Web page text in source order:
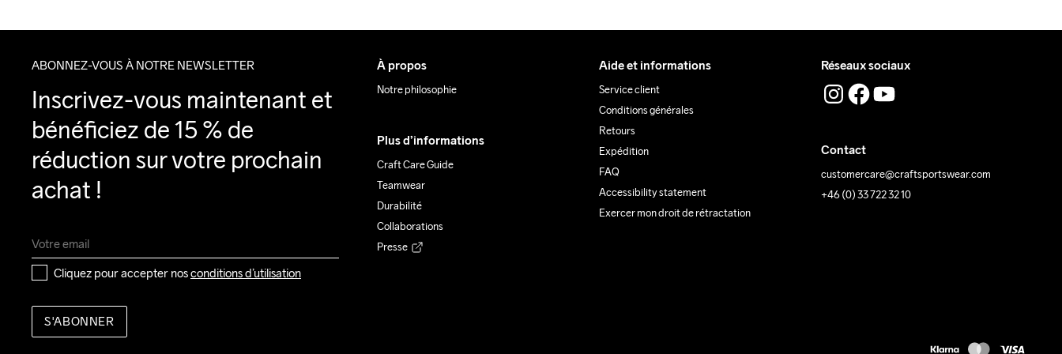
ABONNEZ-VOUS À NOTRE NEWSLETTER
Inscrivez-vous maintenant et
bénéficiez de 15 % de
réduction sur votre prochain
achat !
Cliquez pour accepter nos conditions d’utilisation
S'ABONNER
À propos
Notre philosophie
Plus d’informations
Craft Care Guide
Teamwear
Durabilité
Collaborations
Presse
Aide et informations
Service client
Conditions générales
Retours
Expédition
FAQ
Accessibility statement
Exercer mon droit de rétractation
Réseaux sociaux
Contact
customercare@craftsportswear.com
+46 (0) 33 722 32 10